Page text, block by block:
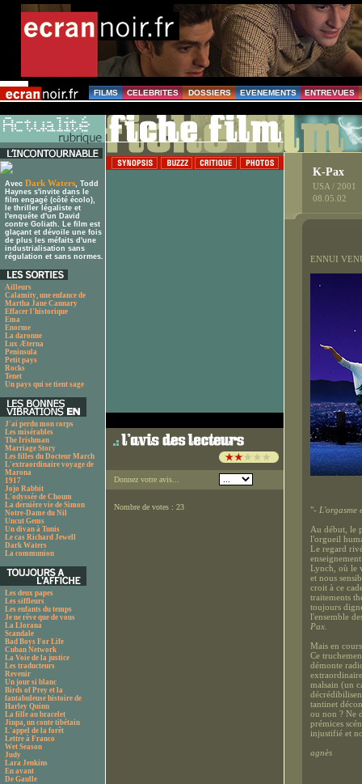
FILMS CELEBRITES DOSSIERS EVENEMENTS ENTREVUES
Avec Dark Waters, Todd
Haynes s'invite dans le
film engagé (côté écolo),
le thriller légaliste et
l'enquête d'un David
contre Goliath. Le film est
glaçant et dévoile une fois
de plus les méfaits d'une
industrialisation sans
régulation et sans normes.
Ailleurs
Calamity, une enfance de
Martha Jane Cannary
Effacer l'historique
Ema
Enorme
La daronne
Lux Æterna
Peninsula
Petit pays
Rocks
Tenet
Un pays qui se tient sage
J'ai perdu mon corps
Les misérables
The Irishman
Marriage Story
Les filles du Docteur March
L'extraordinaire voyage de
Marona
1917
Jojo Rabbit
L'odyssée de Choum
La dernière vie de Simon
Notre-Dame du Nil
Uncut Gems
Un divan à Tunis
Le cas Richard Jewell
Dark Waters
La communion
Les deux papes
Les siffleurs
Les enfants du temps
Je ne rêve que de vous
La Llorana
Scandale
Bad Boys For Life
Cuban Network
La Voie de la justice
Les traducteurs
Revenir
Un jour si blanc
Birds of Prey et la
fantabuleuse histoire de
Harley Quinn
La fille au bracelet
Jinpa, un conte tibétain
L'appel de la forêt
Lettre à Franco
Wet Season
Judy
Lara Jenkins
En avant
De Gaulle
Donnez votre avis...
Nombre de votes : 23
K-Pax
USA / 2001
08.05.02
ENNUI
"- L'orgasme
Au début, le
l'orgueil
Le regard
Lynch, où le
et nous
croit à ce
traitements
toujours
l'ensemble
Pax
Mais en
Ce
démonte
malsain (un
tantinet
ou non ? Ne
prémices
injustifié et
agnès